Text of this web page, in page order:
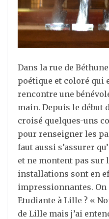
Dans la rue de
poétique et coloré qui
rencontre une
main. Depuis le début
croisé quelques-uns
pour renseigner les
faut aussi s’assurer
et ne montent pas sur
installations sont en
impressionnantes. On
Etudiante à Lille ? «
de Lille mais j’ai